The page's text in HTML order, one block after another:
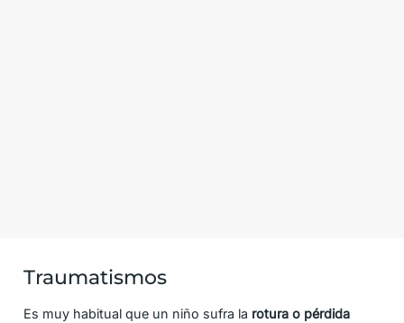
Traumatismos
Es muy habitual que un niño sufra la rotura o pérdida